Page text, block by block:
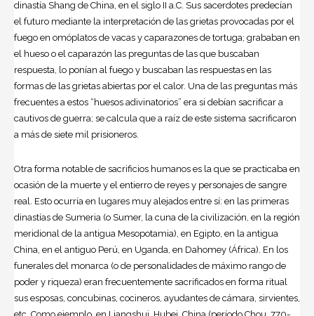
dinastía Shang de China, en el siglo II a.C. Sus sacerdotes predecían
el futuro mediante la interpretación de las grietas provocadas por el
fuego en omóplatos de vacas y caparazones de tortuga; grababan en
el hueso o el caparazón las preguntas de las que buscaban
respuesta, lo ponían al fuego y buscaban las respuestas en las
formas de las grietas abiertas por el calor. Una de las preguntas más
frecuentes a estos “huesos adivinatorios” era si debían sacrificar a
cautivos de guerra; se calcula que a raíz de este sistema sacrificaron
a más de siete mil prisioneros.
Otra forma notable de sacrificios humanos es la que se practicaba en
ocasión de la muerte y el entierro de reyes y personajes de sangre
real. Esto ocurría en lugares muy alejados entre sí: en las primeras
dinastías de Sumeria (o Sumer, la cuna de la civilización, en la región
meridional de la antigua Mesopotamia), en Egipto, en la antigua
China, en el antiguo Perú, en Uganda, en Dahomey (África). En los
funerales del monarca (o de personalidades de máximo rango de
poder y riqueza) eran frecuentemente sacrificados en forma ritual
sus esposas, concubinas, cocineros, ayudantes de cámara, sirvientes,